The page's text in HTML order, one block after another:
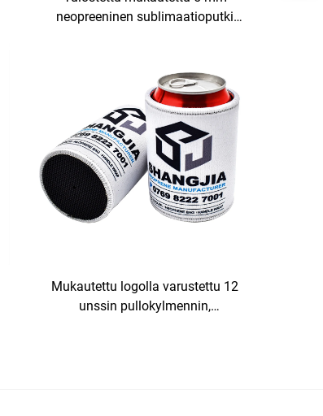
neopreeninen sublimaatioputki
vedenpitävä jäähdytyskotelo
Mukautettu logolla varustettu 12
unssin pullokylmennin,